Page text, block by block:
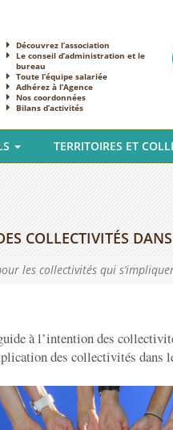
Découvrez l’association
Le conseil d’administration et le
bureau
Toute l’équipe salariée
Adhérez à l’Agence
Nos coordonnées
Bilans d’activités
TERRITOIRES ET
COLLECTIVITÉS
les collectivités qui
à l’intention des
des collectivités dans